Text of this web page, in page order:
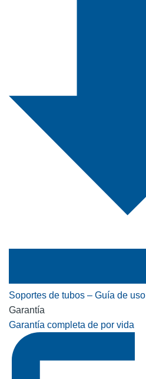
Soportes de tubos – Guía de uso
Garantía
Garantía completa de por vida